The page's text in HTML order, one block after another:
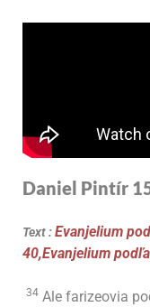
Daniel Pintír
Text :Evanjelium
40,Evanjelium
34 Ale farizeovia